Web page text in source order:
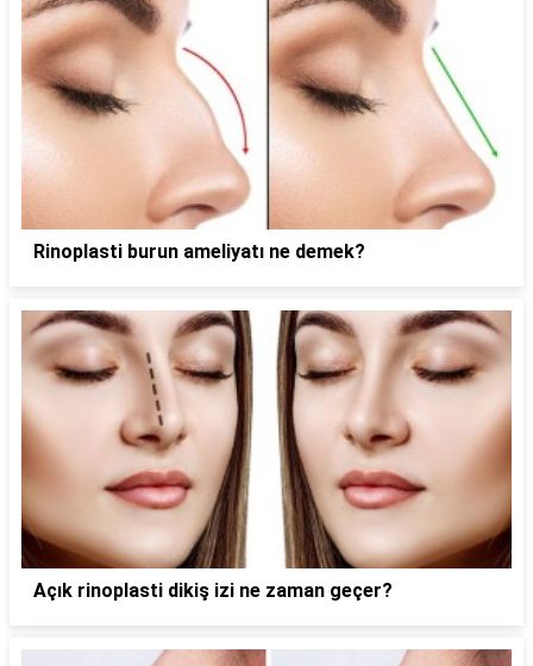
Rinoplasti burun ameliyatı ne demek?
Açık rinoplasti dikiş izi ne zaman geçer?